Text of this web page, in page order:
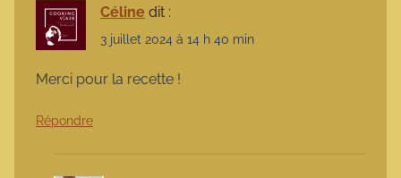
Céline dit :
3 juillet 2024 à 14 h 40 min
Merci pour la recette !
Répondre